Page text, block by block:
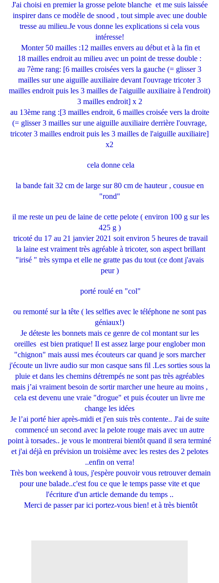
J'ai choisi en premier la grosse pelote blanche et me suis laissée
inspirer dans ce modèle de snood , tout simple avec une double
tresse au milieu.Je vous donne les explications si cela vous
intéresse!
Monter 50 mailles :12 mailles envers au début et à la fin et
18 mailles endroit au milieu avec un point de tresse double :
au 7ème rang: [6 mailles croisées vers la gauche (= glisser 3
mailles sur une aiguille auxiliaire devant l'ouvrage tricoter 3
mailles endroit puis les 3 mailles de l'aiguille auxiliaire à l'endroit)
3 mailles endroit] x 2
au 13ème rang :[3 mailles endroit, 6 mailles croisée vers la droite
(= glisser 3 mailles sur une aiguille auxiliaire derrière l'ouvrage,
tricoter 3 mailles endroit puis les 3 mailles de l'aiguille auxiliaire]
x2
cela donne cela
la bande fait 32 cm de large sur 80 cm de hauteur , cousue en
"rond"
il me reste un peu de laine de cette pelote ( environ 100 g sur les
425 g )
tricoté du 17 au 21 janvier 2021 soit environ 5 heures de travail
la laine est vraiment très agréable à tricoter, son aspect brillant
"irisé " très sympa et elle ne gratte pas du tout (ce dont j'avais
peur )
porté roulé en "col"
ou remonté sur la tête ( les selfies avec le téléphone ne sont pas
géniaux!)
Je déteste les bonnets mais ce genre de col montant sur les
oreilles est bien pratique! Il est assez large pour englober mon
"chignon" mais aussi mes écouteurs car quand je sors marcher
j'écoute un livre audio sur mon casque sans fil .Les sorties sous la
pluie et dans les chemins détrempés ne sont pas très agréables
mais j’ai vraiment besoin de sortir marcher une heure au moins ,
cela est devenu une vraie "drogue" et puis écouter un livre me
change les idées
Je l’ai porté hier après-midi et j'en suis très contente.. J'ai de suite
commencé un second avec la pelote rouge mais avec un autre
point à torsades.. je vous le montrerai bientôt quand il sera terminé
et j'ai déjà en prévision un troisième avec les restes des 2 pelotes
..enfin on verra!
Très bon weekend à tous, j'espère pouvoir vous retrouver demain
pour une balade..c'est fou ce que le temps passe vite et que
l'écriture d'un article demande du temps ..
Merci de passer par ici portez-vous bien! et à très bientôt